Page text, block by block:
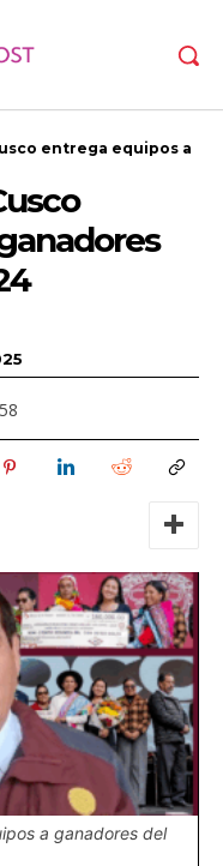
entrega equipos a
a ganadores del